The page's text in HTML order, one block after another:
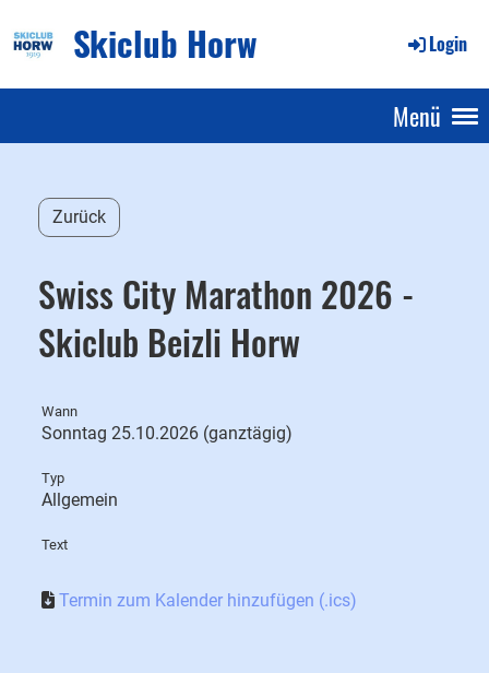
Skiclub Horw Login
Menü
Zurück
Swiss City Marathon 2026 -
Skiclub Beizli Horw
Wann
Sonntag 25.10.2026 (ganztägig)
Typ
Allgemein
Text
Termin zum Kalender hinzufügen (.ics)